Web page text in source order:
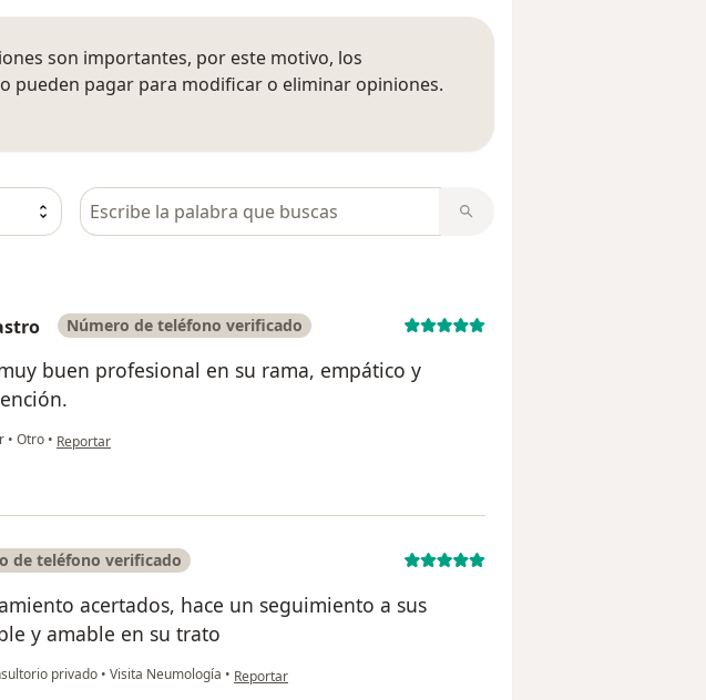
son importantes, por este motivo, los
pueden pagar para modificar o eliminar opiniones.
Busca en opiniones
Número de teléfono verificado
buen profesional en su rama, empático y
• Otro • en opinión del usuario Mamá De Jacob Castro
Reportar
de teléfono verificado
acertados, hace un seguimiento a sus
y amable en su trato
privado • Visita Neumología • en opinión del usuario Milagros
Reportar